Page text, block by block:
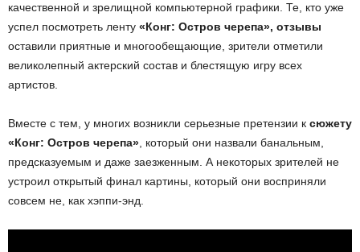
качественной и зрелищной компьютерной графики. Те, кто уже
успел посмотреть ленту «Конг: Остров черепа», отзывы
оставили приятные и многообещающие, зрители отметили
великолепный актерский состав и блестящую игру всех
артистов.
Вместе с тем, у многих возникли серьезные претензии к сюжету
«Конг: Остров черепа» , который они назвали банальным,
предсказуемым и даже заезженным. А некоторых зрителей не
устроил открытый финал картины, который они восприняли
совсем не, как хэппи-энд.